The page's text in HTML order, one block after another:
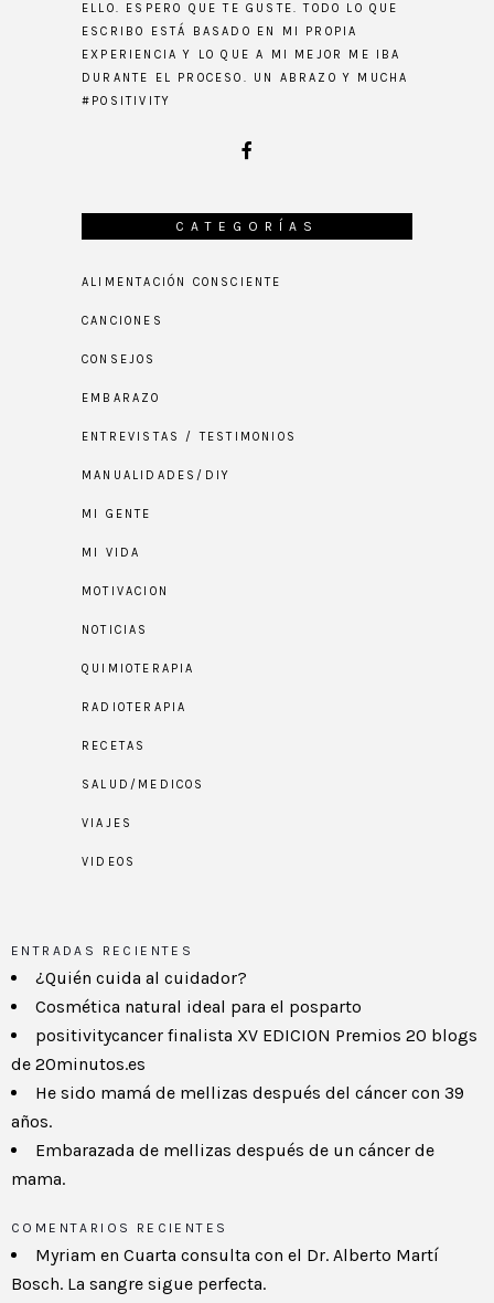
ELLO. ESPERO QUE TE GUSTE. TODO LO QUE
ESCRIBO ESTÁ BASADO EN MI PROPIA
EXPERIENCIA Y LO QUE A MI MEJOR ME IBA
DURANTE EL PROCESO. UN ABRAZO Y MUCHA
#POSITIVITY
CATEGORÍAS
ALIMENTACIÓN CONSCIENTE
CANCIONES
CONSEJOS
EMBARAZO
ENTREVISTAS / TESTIMONIOS
MANUALIDADES/DIY
MI GENTE
MI VIDA
MOTIVACION
NOTICIAS
QUIMIOTERAPIA
RADIOTERAPIA
RECETAS
SALUD/MEDICOS
VIAJES
VIDEOS
ENTRADAS RECIENTES
¿Quién cuida al cuidador?
Cosmética natural ideal para el posparto
positivitycancer finalista XV EDICION Premios 20 blogs
de 20minutos.es
He sido mamá de mellizas después del cáncer con 39
años.
Embarazada de mellizas después de un cáncer de
mama.
COMENTARIOS RECIENTES
Myriam en Cuarta consulta con el Dr. Alberto Martí
Bosch. La sangre sigue perfecta.